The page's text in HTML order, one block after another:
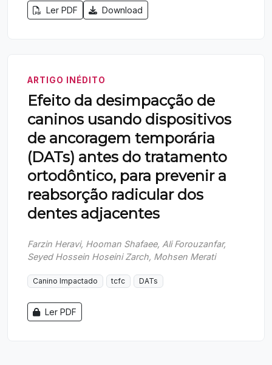
Ler PDF Download
ARTIGO INÉDITO
Efeito da desimpacção de
caninos usando dispositivos
de ancoragem temporária
(DATs) antes do tratamento
ortodôntico, para prevenir a
reabsorção radicular dos
dentes adjacentes
Farzin Heravi, Hooman Shafaee, Ali Forouzanfar,
Seyed Hossein Hoseini Zarch, Mohsen Merati
Canino Impactado tcfc DATs
Ler PDF